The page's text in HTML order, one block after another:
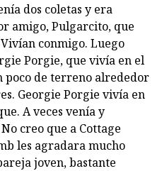
dos coletas y era
amigo, Pulgarcito, que
conmigo. Luego
Porgie, que vivía en el
poco de terreno alrededor
Georgie Porgie vivía en
A veces venía y
creo que a Cottage
les agradara mucho
joven, bastante